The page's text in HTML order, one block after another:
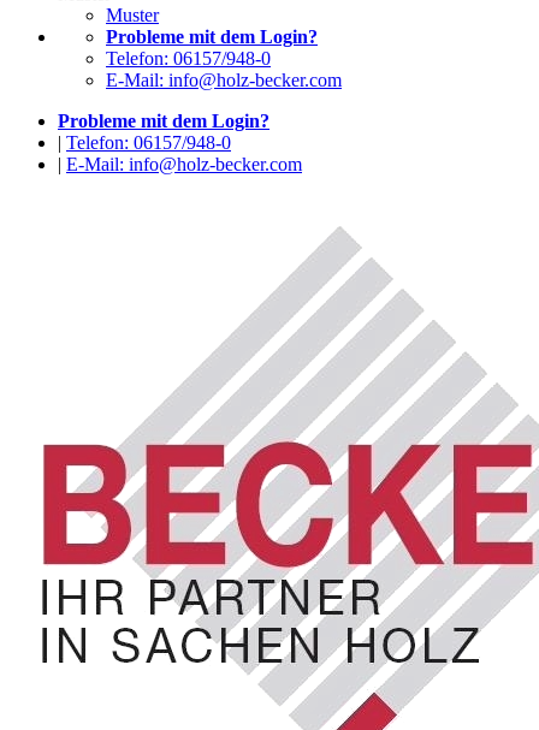
Muster
Probleme mit dem Login?
Telefon: 06157/948-0
E-Mail: info@holz-becker.com
Probleme mit dem Login?
| Telefon: 06157/948-0
| E-Mail: info@holz-becker.com